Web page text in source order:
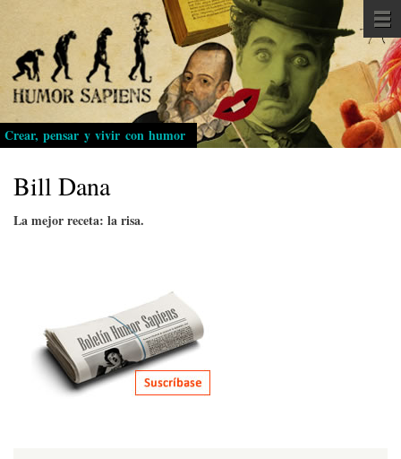
Pasar
al
contenido
principal
Crear, pensar y vivir con humor
Bill Dana
La mejor receta: la risa.